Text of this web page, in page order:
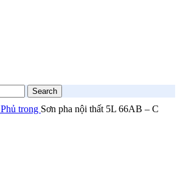
Search
Phủ trong Sơn pha nội thất 5L 66AB – C